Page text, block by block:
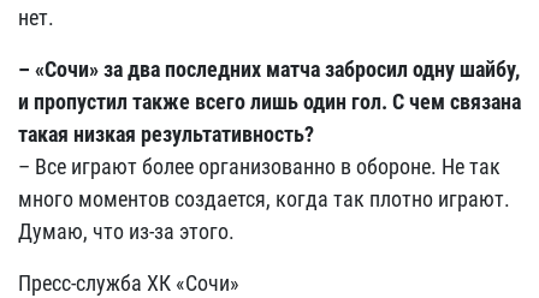
нет.
– «Сочи» за два последних матча забросил одну шайбу,
и пропустил также всего лишь один гол. С чем связана
такая низкая результативность?
– Все играют более организованно в обороне. Не так
много моментов создается, когда так плотно играют.
Думаю, что из-за этого.
Пресс-служба ХК «Сочи»